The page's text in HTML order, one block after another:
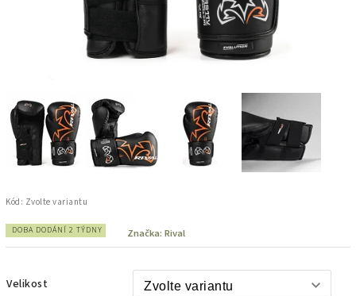
Kód: Zvolte variantu
DOBA DODÁNÍ 2 TÝDNY Značka: Rival
Velikost